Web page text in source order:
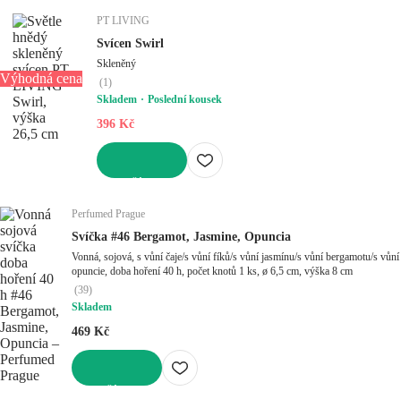
Výhodná cena
PT LIVING
Svícen Swirl
Skleněný
(1)
Skladem
Poslední kousek
396 Kč
Perfumed Prague
Svíčka #46 Bergamot, Jasmine, Opuncia
Vonná, sojová, s vůní čaje/s vůní fíků/s vůní jasmínu/s vůní bergamotu/s vůní
opuncie, doba hoření 40 h, počet knotů 1 ks, ø 6,5 cm, výška 8 cm
(39)
Skladem
469 Kč